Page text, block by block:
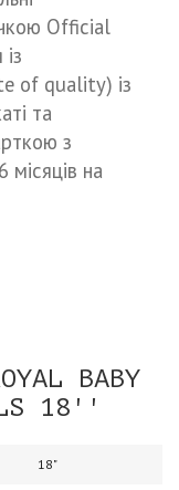
Official
of quality) із
та
з
місяців на
BABY
18''
18"